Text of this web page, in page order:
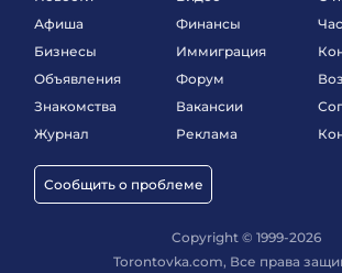
Афиша
Бизнесы
Объявления
Знакомства
Журнал
Сообщить о проблеме
Финансы
Иммиграция
Форум
Вакансии
Реклама
Copyright © 1999-2026
Torontovka.com, Все права